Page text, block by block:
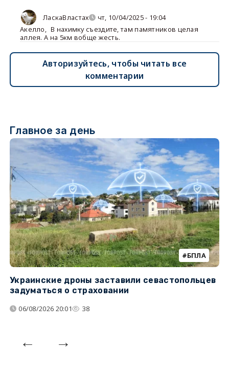
ЛаскаВластах
чт, 10/04/2025 - 19:04
Акелло, В нахимку съездите, там памятников целая
аллея. А на 5км вобще жесть.
Авторизуйтесь, чтобы читать все
комментарии
Главное за день
БПЛА
Украинские дроны заставили севастопольцев
задуматься о страховании
06/08/2026 20:01 38